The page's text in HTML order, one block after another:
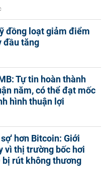
đồng loạt giảm điểm
đầu tăng
Tự tin hoàn thành
năm, có thể đạt mốc
hình thuận lợi
hơn Bitcoin: Giới
vì thị trường bốc hơi
bị rút không thương